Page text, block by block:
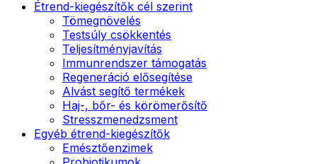
Étrend-kiegészítők cél szerint
Tömegnövelés
Testsúly csökkentés
Teljesítményjavítás
Immunrendszer támogatás
Regeneráció elősegítése
Alvást segítő termékek
Haj-, bőr- és körömerősítő
Stresszmenedzsment
Egyéb étrend-kiegészítők
Emésztőenzimek